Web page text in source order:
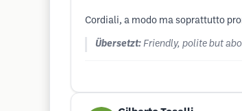
Cordiali, a modo ma soprattutto
Übersetzt: Friendly, polite but